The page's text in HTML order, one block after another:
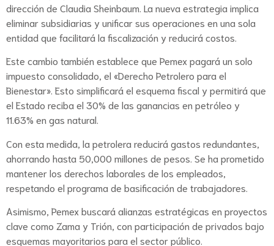
dirección de Claudia Sheinbaum. La nueva estrategia implica
eliminar subsidiarias y unificar sus operaciones en una sola
entidad que facilitará la fiscalización y reducirá costos.
Este cambio también establece que Pemex pagará un solo
impuesto consolidado, el «Derecho Petrolero para el
Bienestar». Esto simplificará el esquema fiscal y permitirá que
el Estado reciba el 30% de las ganancias en petróleo y
11.63% en gas natural.
Con esta medida, la petrolera reducirá gastos redundantes,
ahorrando hasta 50,000 millones de pesos. Se ha prometido
mantener los derechos laborales de los empleados,
respetando el programa de basificación de trabajadores.
Asimismo, Pemex buscará alianzas estratégicas en proyectos
clave como Zama y Trión, con participación de privados bajo
esquemas mayoritarios para el sector público.